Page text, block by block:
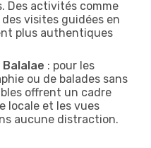
Des activités comme
visites guidées en
plus authentiques
: pour les
ou de balades sans
offrent un cadre
locale et les vues
aucune distraction.